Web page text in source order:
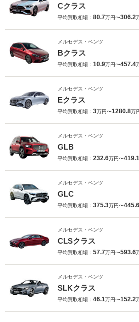
Cクラス
平均買取相場： 80.7万円〜306.2
メルセデス・ベンツ
Bクラス
平均買取相場： 10.9万円〜457.4
メルセデス・ベンツ
Eクラス
平均買取相場： 3万円〜1280.8万
メルセデス・ベンツ
GLB
平均買取相場： 232.6万円〜419.1
メルセデス・ベンツ
GLC
平均買取相場： 375.3万円〜445.6
メルセデス・ベンツ
CLSクラス
平均買取相場： 57.7万円〜593.6
メルセデス・ベンツ
SLKクラス
平均買取相場： 46.1万円〜152.2